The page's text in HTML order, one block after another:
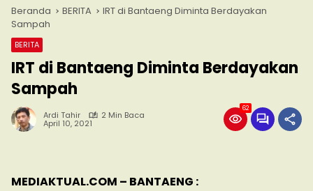
Beranda BERITA
IRT di Bantaeng Diminta Berdayakan
Sampah
BERITA
IRT di Bantaeng Diminta Berdayakan
Sampah
Ardi Tahir 2 Min Baca
April 10, 2021
62
MEDIAKTUAL.COM – BANTAENG :